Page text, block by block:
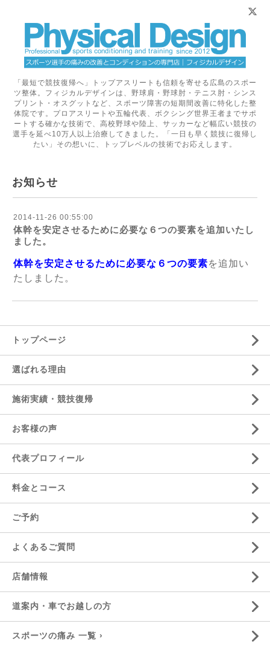
「最短で競技復帰へ」トップアスリートも信頼を寄せる広島のスポー
ツ整体。フィジカルデザインは、野球肩・野球肘・テニス肘・シンス
プリント・オスグットなど、スポーツ障害の短期間改善に特化した整
体院です。プロアスリートや五輪代表、ボクシング世界王者までサポ
ートする確かな技術で、高校野球や陸上、サッカーなど幅広い競技の
選手を延べ10万人以上治療してきました。「一日も早く競技に復帰し
たい」その想いに、トップレベルの技術でお応えします。
お知らせ
2014-11-26 00:55:00
体幹を安定させるために必要な６つの要素を追加いたし
ました。
体幹を安定させるために必要な６つの要素を追加い
たしました。
トップページ
選ばれる理由
施術実績・競技復帰
お客様の声
代表プロフィール
料金とコース
ご予約
よくあるご質問
店舗情報
道案内・車でお越しの方
スポーツの痛み 一覧 ›